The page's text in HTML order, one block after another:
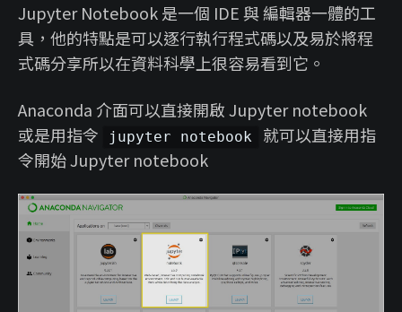
Jupyter Notebook 是一個 IDE 與 編輯器一體的工
具，他的特點是可以逐行執行程式碼以及易於將程
式碼分享所以在資料科學上很容易看到它。
Anaconda 介面可以直接開啟 Jupyter notebook
或是用指令
jupyter notebook
就可以直接用指
令開始 Jupyter notebook